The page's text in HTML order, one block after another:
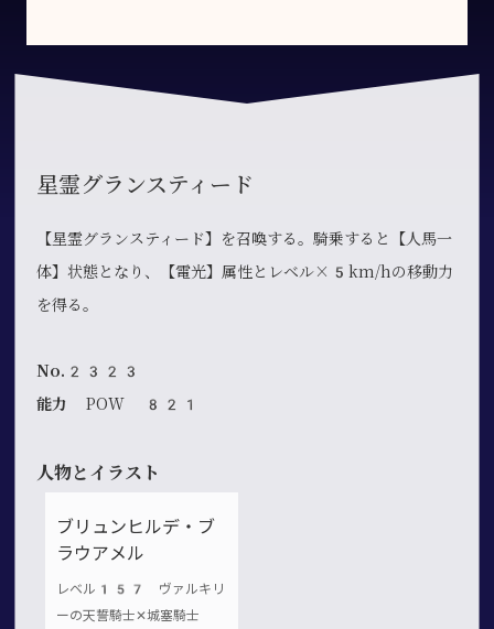
星霊グランスティード
【星霊グランスティード】を召喚する。騎乗すると【人馬一
体】状態となり、【電光】属性とレベル×5km/hの移動力
を得る。
No.2323
能力POW 821
人物とイラスト
ブリュンヒルデ・ブ
ラウアメル
レベル157 ヴァルキリ
ーの天誓騎士✕城塞騎士